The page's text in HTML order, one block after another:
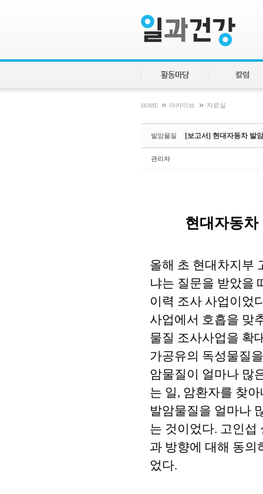
활동마당 칼럼
HOME » 아카이브 » 자료실
발암물질 [보고서] 현대자동차 발
관리자
현대자동
올해 초 현대차지부
냐는 질문을 받았을
이력 조사 사업이었
사업에서 호흡을 맞
물질 조사사업을 확
가공유의 독성물질
암물질이 얼마나 많
는 일, 암환자를 찾
발암물질을 얼마나
는 것이었다. 고인섭
과 방향에 대해 동의
었다.